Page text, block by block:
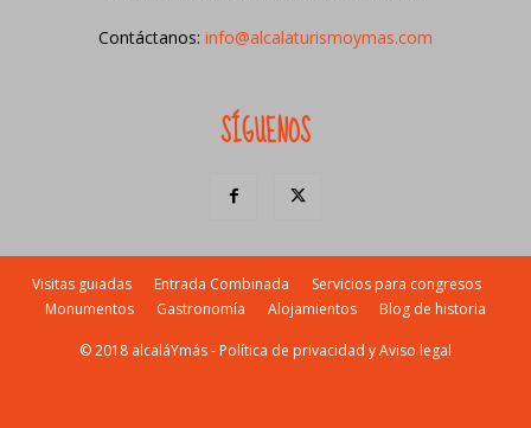
Contáctanos: info@alcalaturismoymas.com
SÍGUENOS
Visitas guiadas Entrada Combinada
Servicios para congresos
Monumentos
Gastronomía Alojamientos Blog de historia
© 2018 alcaláYmás - Política de privacidad y Aviso legal